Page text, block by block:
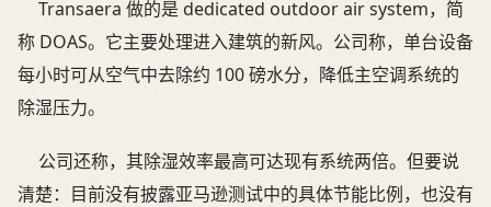
Transaera 做的是 dedicated outdoor air system，简
称 DOAS。它主要处理进入建筑的新风。公司称，单台设备
每小时可从空气中去除约 100 磅水分，降低主空调系统的
除湿压力。
公司还称，其除湿效率最高可达现有系统两倍。但要说
清楚：目前没有披露亚马逊测试中的具体节能比例，也没有